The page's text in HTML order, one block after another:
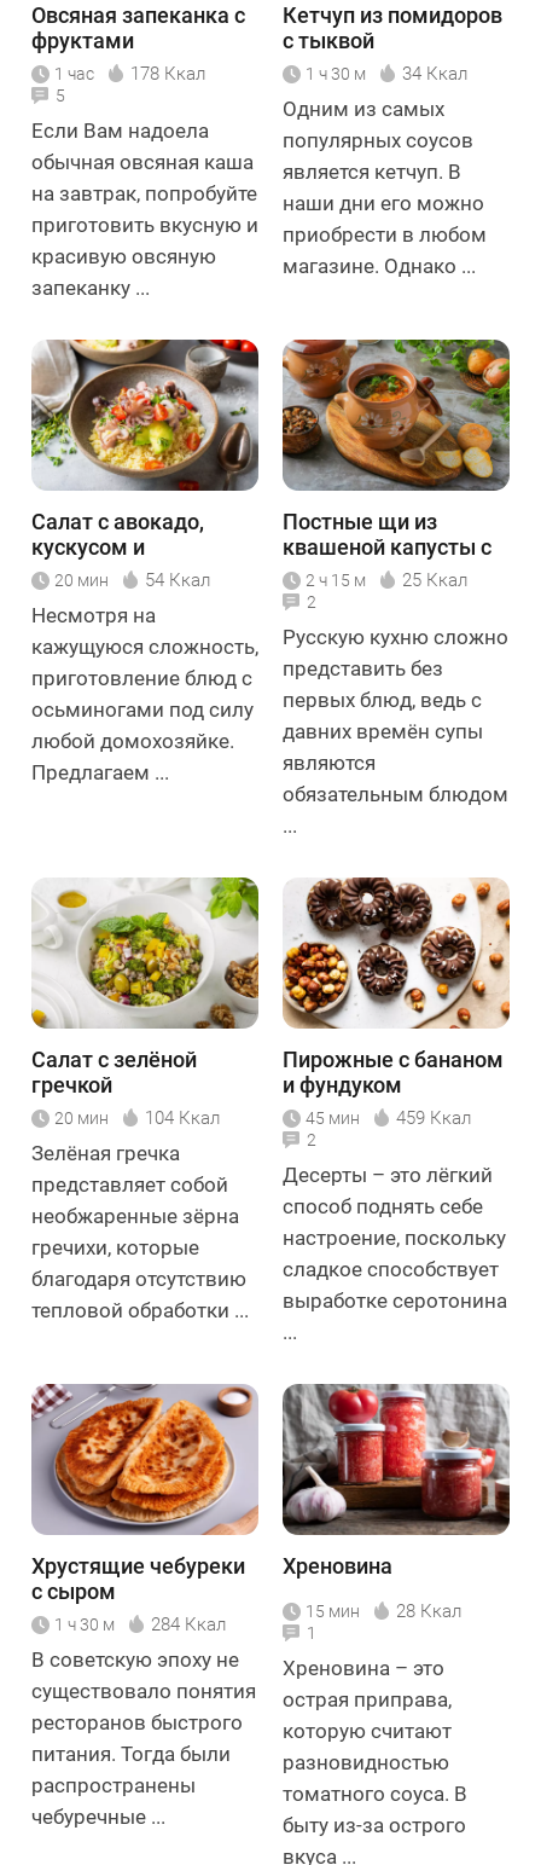
Овсяная запеканка с
фруктами
1 час 178 Ккал
5
Если Вам надоела
обычная овсяная каша
на завтрак, попробуйте
приготовить вкусную и
красивую овсяную
запеканку ...
Кетчуп из помидоров
с тыквой
1 ч 30 м 34 Ккал
Одним из самых
популярных соусов
является кетчуп. В
наши дни его можно
приобрести в любом
магазине. Однако ...
Салат с авокадо,
кускусом и
осьминогом
20 мин 54 Ккал
Несмотря на
кажущуюся сложность,
приготовление блюд с
осьминогами под силу
любой домохозяйке.
Предлагаем ...
Постные щи из
квашеной капусты с
грибами
2 ч 15 м 25 Ккал
2
Русскую кухню сложно
представить без
первых блюд, ведь с
давних времён супы
являются
обязательным блюдом
...
Салат с зелёной
гречкой
20 мин 104 Ккал
Зелёная гречка
представляет собой
необжаренные зёрна
гречихи, которые
благодаря отсутствию
тепловой обработки ...
Пирожные с бананом
и фундуком
45 мин 459 Ккал
2
Десерты – это лёгкий
способ поднять себе
настроение, поскольку
сладкое способствует
выработке серотонина
...
Хрустящие чебуреки
с сыром
1 ч 30 м 284 Ккал
В советскую эпоху не
существовало понятия
ресторанов быстрого
питания. Тогда были
распространены
чебуречные ...
Хреновина
15 мин 28 Ккал
1
Хреновина – это
острая приправа,
которую считают
разновидностью
томатного соуса. В
быту из-за острого
вкуса ...